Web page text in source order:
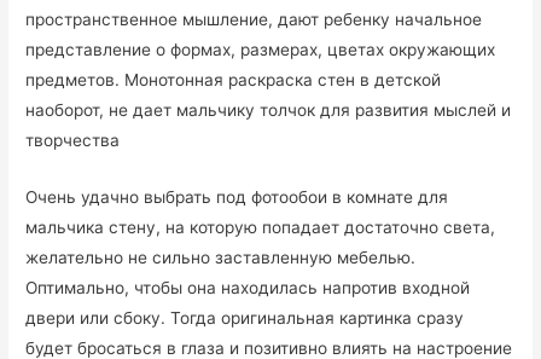
пространственное мышление, дают ребенку начальное
представление о формах, размерах, цветах окружающих
предметов. Монотонная раскраска стен в детской
наоборот, не дает мальчику толчок для развития мыслей и
творчества
Очень удачно выбрать под фотообои в комнате для
мальчика стену, на которую попадает достаточно света,
желательно не сильно заставленную мебелью.
Оптимально, чтобы она находилась напротив входной
двери или сбоку. Тогда оригинальная картинка сразу
будет бросаться в глаза и позитивно влиять на настроение